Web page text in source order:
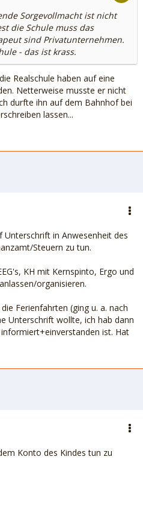
Sorgevollmacht ist nicht
die Schule muss das
sind Privatunternehmen.
- das ist krass.
Realschule haben auf eine
Netterweise musste er nicht
durfte ihn auf dem Bahnhof bei
lassen...
Unterschrift in Anwesenheit des
Steuern zu tun.
KH mit Kernspinto, Ergo und
organisieren.
Ferienfahrten (ging u. a. nach
Unterschrift wollte, ich hab dann
ist. Hat
Konto des Kindes tun zu